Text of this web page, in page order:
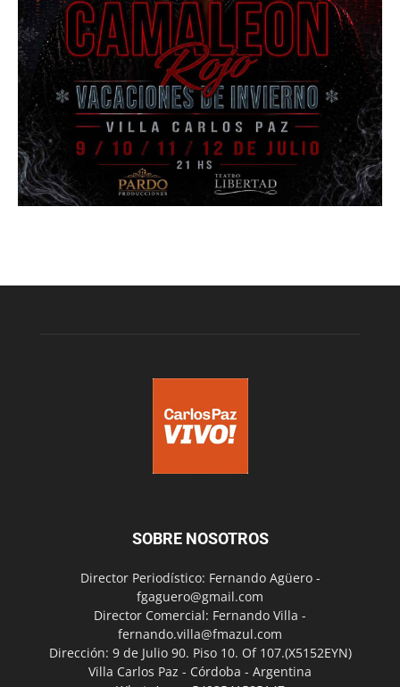
SOBRE NOSOTROS
Director Periodístico: Fernando Agüero -
fgaguero@gmail.com
Director Comercial: Fernando Villa -
fernando.villa@fmazul.com
Dirección: 9 de Julio 90. Piso 10. Of 107.(X5152EYN)
Villa Carlos Paz - Córdoba - Argentina